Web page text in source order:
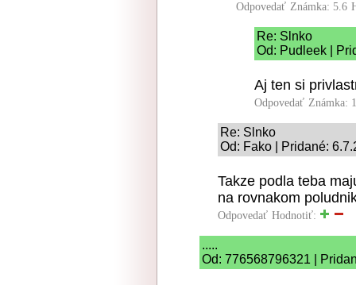
Odpovedať Známka: 5.6
Re: Slnko
Od: Pudleek |
Aj ten si
Odpovedať Známka:
Re: Slnko
Od: Fako | Pridané:
Takze podla teba
na rovnakom
Odpovedať Hodnotiť:
.....
Od: 776568796321 |